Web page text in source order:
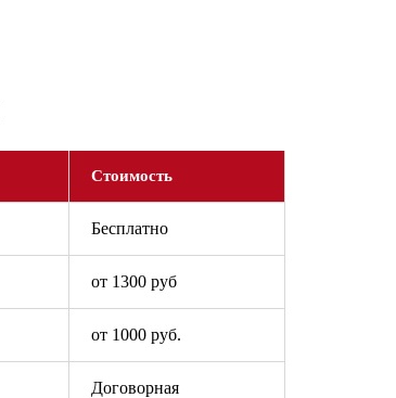
Стоимость
Бесплатно
от 1300 руб
от 1000 руб.
Договорная